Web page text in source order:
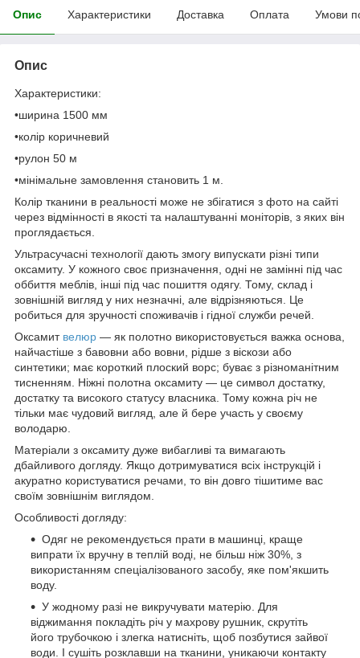
Опис Характеристики Доставка Оплата Умови
Опис
Характеристики:
•ширина 1500 мм
•колір коричневий
•рулон 50 м
•мінімальне замовлення становить 1 м.
Колір тканини в реальності може не збігатися з фото на сайті
через відмінності в якості та налаштуванні моніторів, з яких він
проглядається.
Ультрасучасні технології дають змогу випускати різні типи
оксамиту. У кожного своє призначення, одні не замінні під час
оббиття меблів, інші під час пошиття одягу. Тому, склад і
зовнішній вигляд у них незначні, але відрізняються. Це
робиться для зручності споживачів і гідної служби речей.
Оксамит велюр — як полотно використовується важка основа,
найчастіше з бавовни або вовни, рідше з віскози або
синтетики; має короткий плоский ворс; буває з різноманітним
тисненням. Ніжні полотна оксамиту — це символ достатку,
достатку та високого статусу власника. Тому кожна річ не
тільки має чудовий вигляд, але й бере участь у своєму
володарю.
Матеріали з оксамиту дуже вибагливі та вимагають
дбайливого догляду. Якщо дотримуватися всіх інструкцій і
акуратно користуватися речами, то він довго тішитиме вас
своїм зовнішнім виглядом.
Особливості догляду:
Одяг не рекомендується прати в машинці, краще
випрати їх вручну в теплій воді, не більш ніж 30%, з
використанням спеціалізованого засобу, яке пом'якшить
воду.
У жодному разі не викручувати матерію. Для
віджимання покладіть річ у махрову рушник, скрутіть
його трубочкою і злегка натисніть, щоб позбутися зайвої
води. І сушіть розклавши на тканини, уникаючи контакту